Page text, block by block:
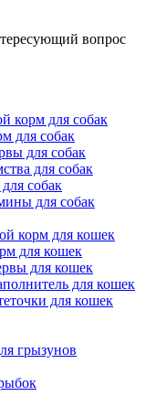
вопрос
корм для собак
для собак
для собак
для собак
собак
для собак
корм для кошек
для кошек
для кошек
для кошек
для кошек
грызунов